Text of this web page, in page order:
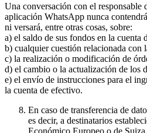
Una conversación con el responsable
aplicación WhatsApp nunca
ni versará, entre otras cosas, sobre:
a) el saldo de sus fondos en la cuenta
b) cualquier cuestión relacionada con
c) la realización o modificación de
d) el cambio o la actualización de los
e) el envío de instrucciones para el
la cuenta de efectivo.
En caso de transferencia de
es decir, a destinatarios
Económico Europeo o de